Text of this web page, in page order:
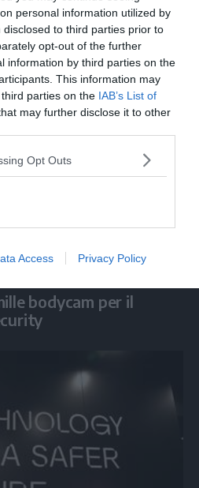
personal information utilized by
to third parties prior to
opt-out of the further
information by third parties on the
This information may
parties on the IAB’s List of
may further disclose it to other
Opt Outs
Access Privacy Policy
Galatina introdotto
jet"
bodycam per il